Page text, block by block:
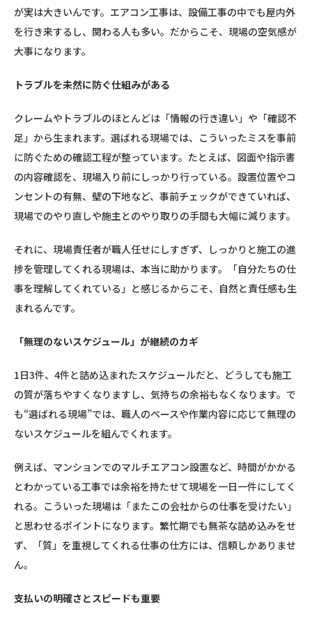
が実は大きいんです。エアコン工事は、設備工事の中でも屋内外
を行き来するし、関わる人も多い。だからこそ、現場の空気感が
大事になります。
トラブルを未然に防ぐ仕組みがある
クレームやトラブルのほとんどは「情報の行き違い」や「確認不
足」から生まれます。選ばれる現場では、こういったミスを事前
に防ぐための確認工程が整っています。たとえば、図面や指示書
の内容確認を、現場入り前にしっかり行っている。設置位置やコ
ンセントの有無、壁の下地など、事前チェックができていれば、
現場でのやり直しや施主とのやり取りの手間も大幅に減ります。
それに、現場責任者が職人任せにしすぎず、しっかりと施工の進
捗を管理してくれる現場は、本当に助かります。「自分たちの仕
事を理解してくれている」と感じるからこそ、自然と責任感も生
まれるんです。
「無理のないスケジュール」が継続のカギ
1日3件、4件と詰め込まれたスケジュールだと、どうしても施工
の質が落ちやすくなりますし、気持ちの余裕もなくなります。で
も“選ばれる現場”では、職人のペースや作業内容に応じて無理の
ないスケジュールを組んでくれます。
例えば、マンションでのマルチエアコン設置など、時間がかかる
とわかっている工事では余裕を持たせて現場を一日一件にしてく
れる。こういった現場は「またこの会社からの仕事を受けたい」
と思わせるポイントになります。繁忙期でも無茶な詰め込みをせ
ず、「質」を重視してくれる仕事の仕方には、信頼しかありませ
ん。
支払いの明確さとスピードも重要